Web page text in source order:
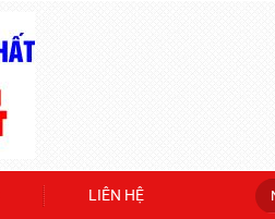
LIÊN HỆ